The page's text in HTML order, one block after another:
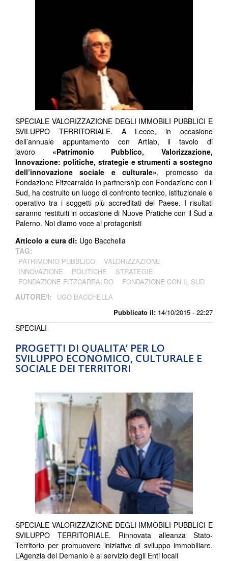
Pubblicato il: 14/10/2015 - 22:27
SPECIALE VALORIZZAZIONE DEGLI IMMOBILI PUBBLICI E
SVILUPPO TERRITORIALE. A Lecce, in occasione
dell’annuale appuntamento con Artlab, il tavolo di
lavoro «Patrimonio Pubblico, Valorizzazione,
Innovazione: politiche, strategie e strumenti a sostegno
dell’innovazione sociale e culturale», promosso da
Fondazione Fitzcarraldo in partnership con Fondazione con il
Sud, ha costruito un luogo di confronto tecnico, istituzionale e
operativo tra i soggetti più accreditati del Paese. I risultati
saranno restituiti in occasione di Nuove Pratiche con il Sud a
Palerno. Noi diamo voce ai protagonisti
Articolo a cura di: Ugo Bacchella
TAG:
PATRIMONIO PUBBLICO
VALORIZZAZIONE
INNOVAZIONE
POLITICHE
STRATEGIE
FONDAZIONE FITZCARRALDO
FONDAZIONE CON IL SUD
AUTORE/I: UGO BACCHELLA
PROGETTI DI QUALITA’ PER LO
SVILUPPO ECONOMICO, CULTURALE E
SOCIALE DEI TERRITORI
SPECIALI
SPECIALE VALORIZZAZIONE DEGLI IMMOBILI PUBBLICI E
SVILUPPO TERRITORIALE. Rinnovata alleanza Stato-
Territorio per promuovere iniziative di sviluppo immobiliare.
L’Agenzia del Demanio è al servizio degli Enti locali